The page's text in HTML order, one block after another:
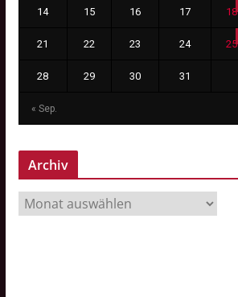
« Sep.
14 15 16 17 18
21 22 23 24 25
28 29 30 31
Archiv
r